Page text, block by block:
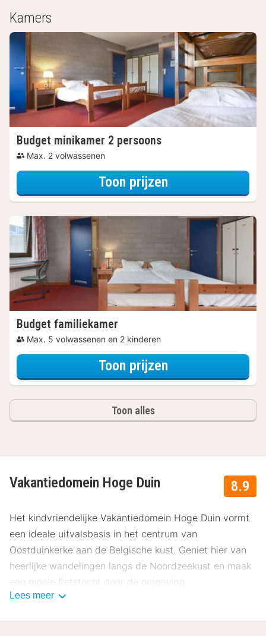
Kamers
Budget minikamer 2 persoons
Max. 2 volwassenen
Toon prijzenvoor Later
Budget familiekamer
Max. 5 volwassenen en 2 kinderen
Toon prijzenvoor Later
Toon alles
8.9
Vakantiedomein Hoge Duin
Het kindvriendelijke Vakantiedomein Hoge Duin vormt
een ideale uitvalsbasis in het centrum van
Oostduinkerke aan de Belgische kust. Geniet hier van
heerlijke wandelingen langs de Noordzeekust en maak
een mooie fietstocht door de omgeving.
Lees meer